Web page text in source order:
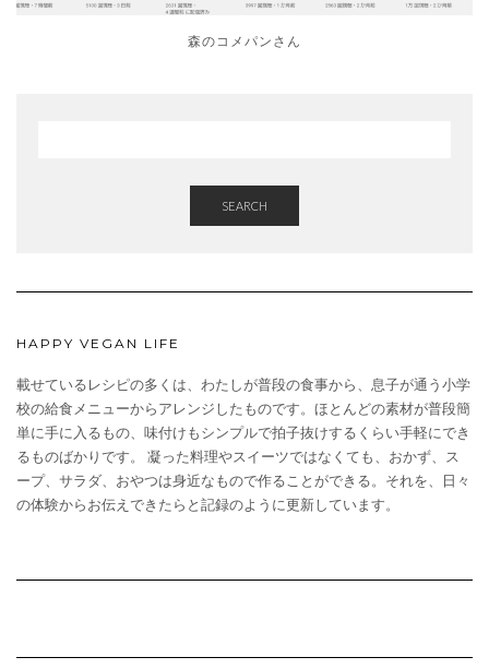
森のコメパンさん
SEARCH
HAPPY VEGAN LIFE
載せているレシピの多くは、わたしが普段の食事から、息子が通う小学
校の給食メニューからアレンジしたものです。ほとんどの素材が普段簡
単に手に入るもの、味付けもシンプルで拍子抜けするくらい手軽にでき
るものばかりです。 凝った料理やスイーツではなくても、おかず、ス
ープ、サラダ、おやつは身近なもので作ることができる。それを、日々
の体験からお伝えできたらと記録のように更新しています。